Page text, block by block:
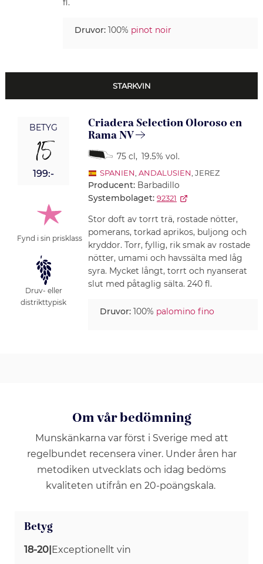
fl.
Druvor:100% pinot noir
STARKVIN
BETYG
15
199:-
Fynd i sin prisklass
Druv- eller
distrikttypisk
Criadera Selection Oloroso en
Rama NV
75 cl, 19.5% vol.
SPANIEN, ANDALUSIEN, JEREZ
Producent: Barbadillo
Systembolaget: 92321
Stor doft av torrt trä, rostade nötter,
pomerans, torkad aprikos, buljong och
kryddor. Torr, fyllig, rik smak av rostade
nötter, umami och havssälta med låg
syra. Mycket långt, torrt och nyanserat
slut med påtaglig sälta. 240 fl.
Druvor:100% palomino fino
Om vår bedömning
Munskänkarna var först i Sverige med att
regelbundet recensera viner. Under åren har
metodiken utvecklats och idag bedöms
kvaliteten utifrån en 20-poängskala.
Betyg
18-20 Exceptionellt vin